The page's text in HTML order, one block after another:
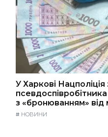
У Харкові
з «бронюванням» від
# НОВИНИ